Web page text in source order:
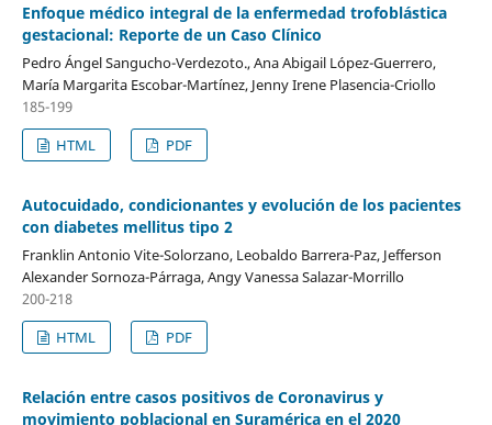
Enfoque médico integral de la enfermedad trofoblástica
gestacional: Reporte de un Caso Clínico
Pedro Ángel Sangucho-Verdezoto., Ana Abigail López-Guerrero,
María Margarita Escobar-Martínez, Jenny Irene Plasencia-Criollo
185-199
HTML
PDF
Autocuidado, condicionantes y evolución de los pacientes
con diabetes mellitus tipo 2
Franklin Antonio Vite-Solorzano, Leobaldo Barrera-Paz, Jefferson
Alexander Sornoza-Párraga, Angy Vanessa Salazar-Morrillo
200-218
HTML
PDF
Relación entre casos positivos de Coronavirus y
movimiento poblacional en Suramérica en el 2020